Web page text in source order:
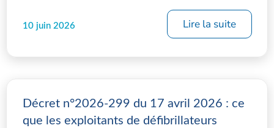
10 juin 2026 Lire la suite
Décret n°2026-299 du 17 avril 2026 : ce
que les exploitants de défibrillateurs